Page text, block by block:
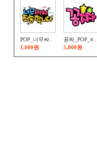
POP_너무싸..
1,000원
꽁짜_POP_4..
5,000원